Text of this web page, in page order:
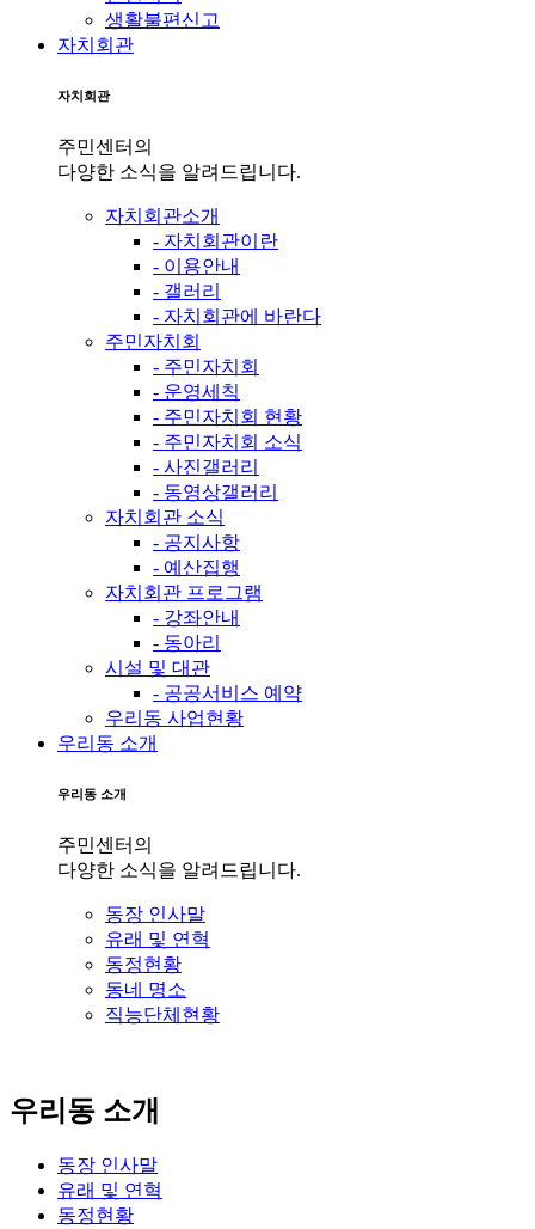
생활불편신고
자치회관
자치회관
주민센터의
다양한 소식을 알려드립니다.
자치회관소개
- 자치회관이란
- 이용안내
- 갤러리
- 자치회관에 바란다
주민자치회
- 주민자치회
- 운영세칙
- 주민자치회 현황
- 주민자치회 소식
- 사진갤러리
- 동영상갤러리
자치회관 소식
- 공지사항
- 예산집행
자치회관 프로그램
- 강좌안내
- 동아리
시설 및 대관
- 공공서비스 예약
우리동 사업현황
우리동 소개
우리동 소개
주민센터의
다양한 소식을 알려드립니다.
동장 인사말
유래 및 연혁
동정현황
동네 명소
직능단체현황
우리동 소개
동장 인사말
유래 및 연혁
동정현황